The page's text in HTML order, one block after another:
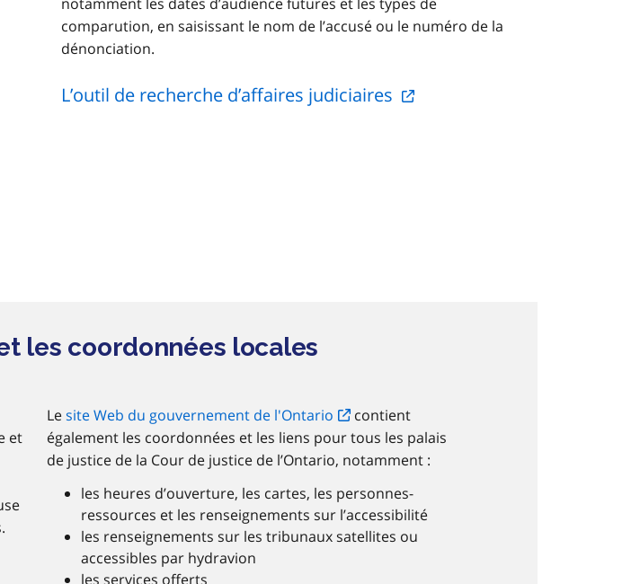
comparution, en saisissant le nom de l’accusé ou le numéro de la
dénonciation.
L’outil de recherche d’affaires judiciaires
les coordonnées locales
et
Lesite Web du gouvernement de l'Ontario
contient
également les coordonnées et les liens pour tous les palais
de justice de la Cour de justice de l’Ontario, notamment :
les heures d’ouverture, les cartes, les personnes-
ressources et les renseignements sur l’accessibilité
les renseignements sur les tribunaux satellites ou
accessibles par hydravion
les services offerts